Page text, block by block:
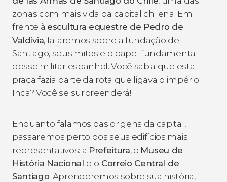
zonas com mais vida da capital chilena. Em
frente à escultura equestre de Pedro de
Valdivia, falaremos sobre a fundação de
Santiago, seus mitos e o papel fundamental
desse militar espanhol. Você sabia que esta
praça fazia parte da rota que ligava o império
Inca? Você se surpreenderá!
Enquanto falamos das origens da capital,
passaremos perto dos seus edifícios mais
representativos: a Prefeitura, o Museu de
História Nacional e o Correio Central de
Santiago. Aprenderemos sobre sua história,